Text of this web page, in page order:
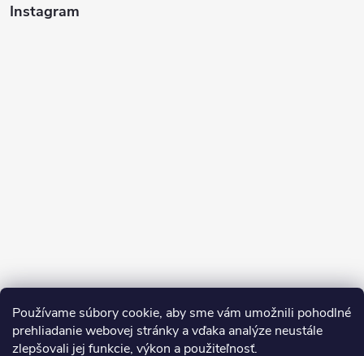
Používame súbory cookie, aby sme vám umožnili pohodlné
prehliadanie webovej stránky a vďaka analýze neustále
zlepšovali jej funkcie, výkon a použiteľnosť.
Instagram